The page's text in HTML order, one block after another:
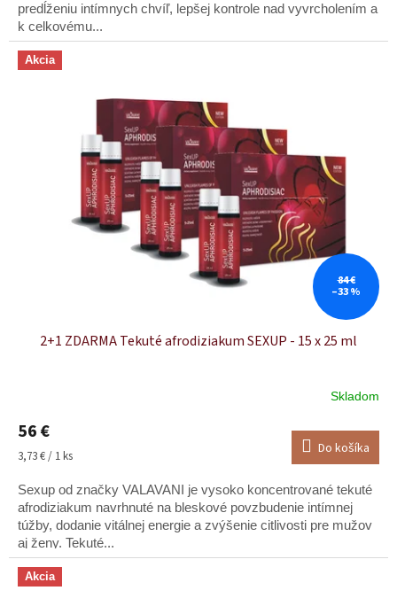
predĺženiu intímnych chvíľ, lepšej kontrole nad vyvrcholením a
k celkovému...
Akcia
84 €
–33 %
2+1 ZDARMA Tekuté afrodiziakum SEXUP - 15 x 25 ml
produktu
je
5,0
z
hviezdičiek.
Skladom
56 €
Jednotková
3,73 € / 1 ks Do košíka
Sexup od značky VALAVANI je vysoko koncentrované tekuté
afrodiziakum navrhnuté na bleskové povzbudenie intímnej
túžby, dodanie vitálnej energie a zvýšenie citlivosti pre mužov
aj ženy. Tekuté...
Akcia